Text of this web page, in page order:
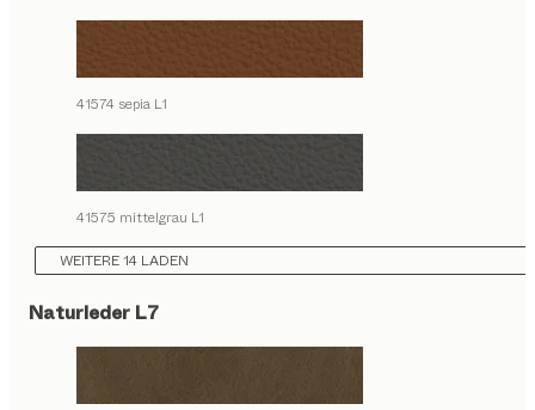
41574 sepia L1
41575 mittelgrau L1
WEITERE 14 LADEN
Naturleder L7